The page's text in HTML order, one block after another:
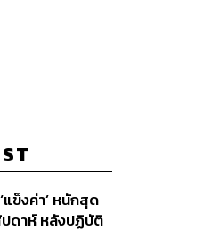
แข็งค่า’ หนักสุด
ดาห์ หลังปฏิบัติ